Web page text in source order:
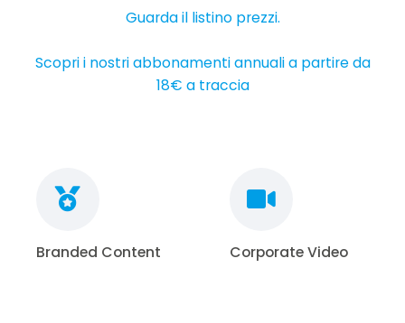
Guarda il listino prezzi.
Scopri i nostri abbonamenti annuali a partire da
18€ a traccia
Branded Content Corporate Video